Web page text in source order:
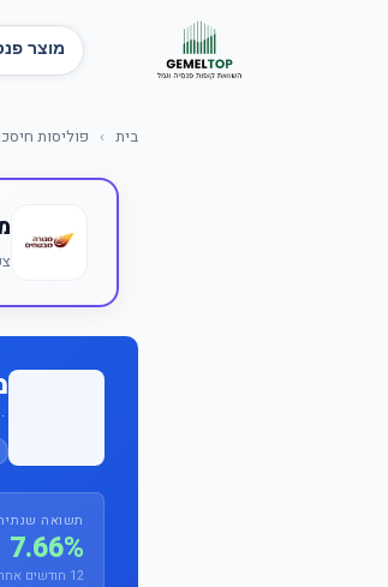
מוצר
בית › פוליסות
תשואה
7.66%
12 חודשים אחרונים